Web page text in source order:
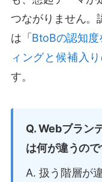
つながりません。
は「 BtoBの認知度
ィングと候補入
す。
Q. Webブラン
は何が違うの
A. 扱う階層が